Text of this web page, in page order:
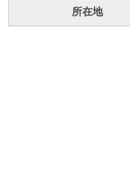
所在地